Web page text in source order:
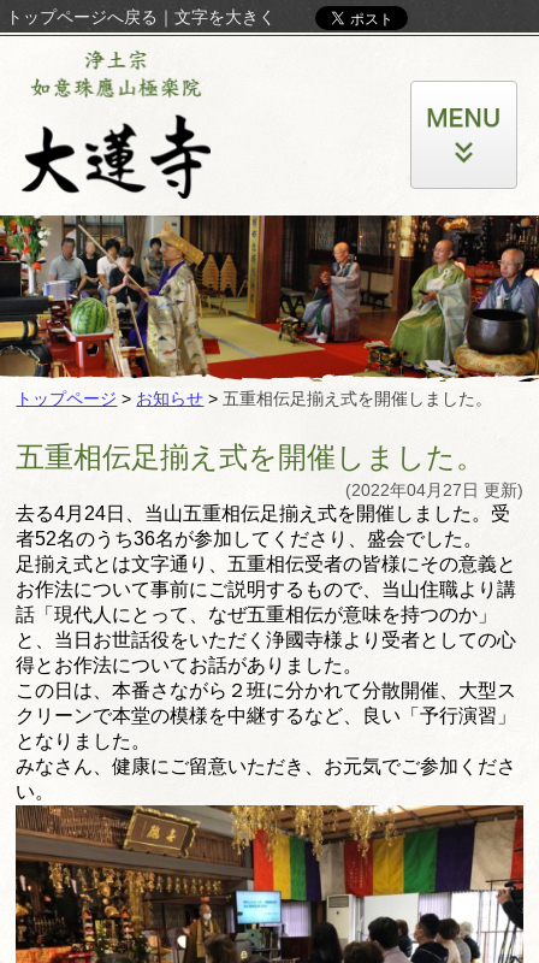
トップページへ戻る ｜ 文字を大きく
トップページ > お知らせ > 五重相伝足揃え式を開催しました。
五重相伝足揃え式を開催しました。
(2022年04月27日 更新)
去る4月24日、当山五重相伝足揃え式を開催しました。 受
者52名のうち36名が参加してくださり、盛会でした。
足揃え式とは文字通り、 五重相伝受者の皆様にその意義と
お作法について事前にご説明する もので、当山住職より講
話「現代人にとって、 なぜ五重相伝が意味を持つのか」
と、 当日お世話役をいただく浄國寺様より受者としての心
得とお作法についてお話がありました。
この日は、本番さながら２班に分かれて分散開催、 大型ス
クリーンで本堂の模様を中継するなど、良い「予行演習」
となりました。
みなさん、健康にご留意いただき、お元気でご参加くださ
い。